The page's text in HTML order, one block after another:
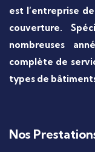
est l’entreprise
couverture.
nombreuses
complète de
types de
Nos